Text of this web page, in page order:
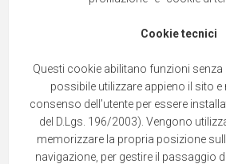
Cookie tecnici
Questi cookie abilitano funzioni senza
possibile utilizzare appieno il sito e
consenso dell’utente per essere
del D.Lgs. 196/2003). Vengono
memorizzare la propria posizione
navigazione, per gestire il passaggio